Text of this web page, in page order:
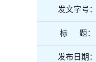
发文字号：
标 题：
发布日期：